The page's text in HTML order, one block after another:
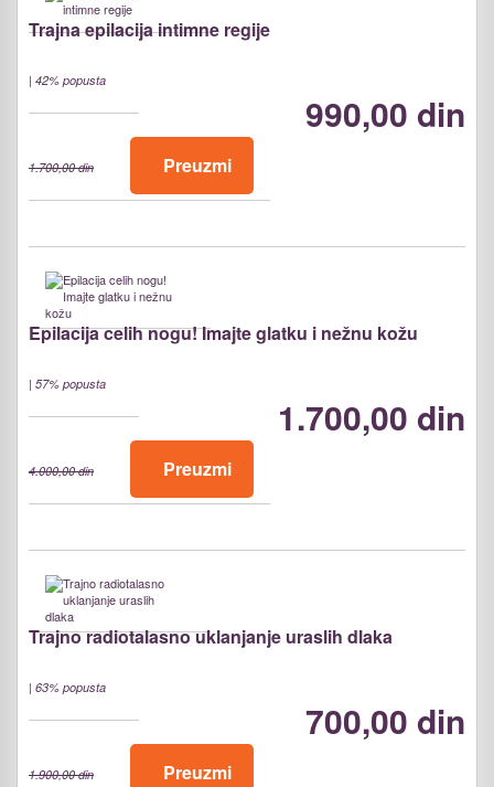
Trajna epilacija intimne regije
| 42% popusta
990,00 din
1.700,00 din Preuzmi
Epilacija celih nogu! Imajte glatku i nežnu kožu
| 57% popusta
1.700,00 din
4.000,00 din Preuzmi
Trajno radiotalasno uklanjanje uraslih dlaka
| 63% popusta
700,00 din
1.900,00 din Preuzmi